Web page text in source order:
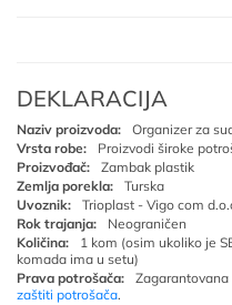
DEKLARACIJA
Naziv proizvoda:
Organizer za
Vrsta robe:
Proizvodi široke
Proizvođač:
Zambak plastik
Zemlja porekla:
Turska
Uvoznik:
Trioplast - Vigo com
Rok trajanja:
Neograničen
Količina:
1 kom (osim ukoliko je
komada ima u setu)
Prava potrošača:
Zagarantovana
zaštiti potrošača.